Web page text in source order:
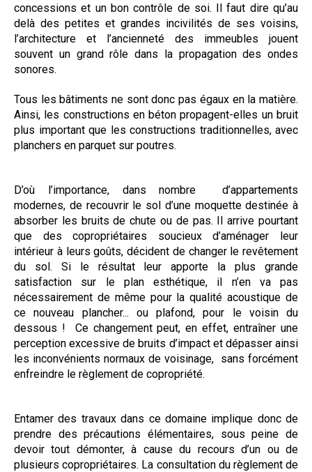
concessions et un bon contrôle de soi. Il faut dire qu’au
delà des petites et grandes incivilités de ses voisins,
l’architecture et l’ancienneté des immeubles jouent
souvent un grand rôle dans la propagation des ondes
sonores.
Tous les bâtiments ne sont donc pas égaux en la matière.
Ainsi, les constructions en béton propagent-elles un bruit
plus important que les constructions traditionnelles, avec
planchers en parquet sur poutres.
D’où l’importance, dans nombre d’appartements
modernes, de recouvrir le sol d’une moquette destinée à
absorber les bruits de chute ou de pas. Il arrive pourtant
que des copropriétaires soucieux d’aménager leur
intérieur à leurs goûts, décident de changer le revêtement
du sol. Si le résultat leur apporte la plus grande
satisfaction sur le plan esthétique, il n’en va pas
nécessairement de même pour la qualité acoustique de
ce nouveau plancher... ou plafond, pour le voisin du
dessous ! Ce changement peut, en effet, entraîner une
perception excessive de bruits d’impact et dépasser ainsi
les inconvénients normaux de voisinage, sans forcément
enfreindre le règlement de copropriété.
Entamer des travaux dans ce domaine implique donc de
prendre des précautions élémentaires, sous peine de
devoir tout démonter, à cause du recours d’un ou de
plusieurs copropriétaires. La consultation du règlement de